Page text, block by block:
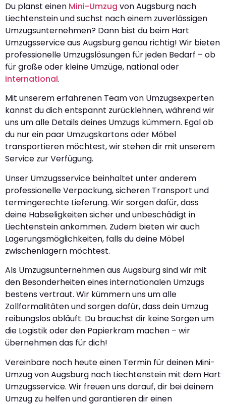
Du planst einen Mini-Umzug von Augsburg nach
Liechtenstein und suchst nach einem zuverlässigen
Umzugsunternehmen? Dann bist du beim Hart
Umzugsservice aus Augsburg genau richtig! Wir bieten
professionelle Umzugslösungen für jeden Bedarf – ob
für große oder kleine Umzüge, national oder
international.
Mit unserem erfahrenen Team von Umzugsexperten
kannst du dich entspannt zurücklehnen, während wir
uns um alle Details deines Umzugs kümmern. Egal ob
du nur ein paar Umzugskartons oder Möbel
transportieren möchtest, wir stehen dir mit unserem
Service zur Verfügung.
Unser Umzugsservice beinhaltet unter anderem
professionelle Verpackung, sicheren Transport und
termingerechte Lieferung. Wir sorgen dafür, dass
deine Habseligkeiten sicher und unbeschädigt in
Liechtenstein ankommen. Zudem bieten wir auch
Lagerungsmöglichkeiten, falls du deine Möbel
zwischenlagern möchtest.
Als Umzugsunternehmen aus Augsburg sind wir mit
den Besonderheiten eines internationalen Umzugs
bestens vertraut. Wir kümmern uns um alle
Zollformalitäten und sorgen dafür, dass dein Umzug
reibungslos abläuft. Du brauchst dir keine Sorgen um
die Logistik oder den Papierkram machen – wir
übernehmen das für dich!
Vereinbare noch heute einen Termin für deinen Mini-
Umzug von Augsburg nach Liechtenstein mit dem Hart
Umzugsservice. Wir freuen uns darauf, dir bei deinem
Umzug zu helfen und garantieren dir einen